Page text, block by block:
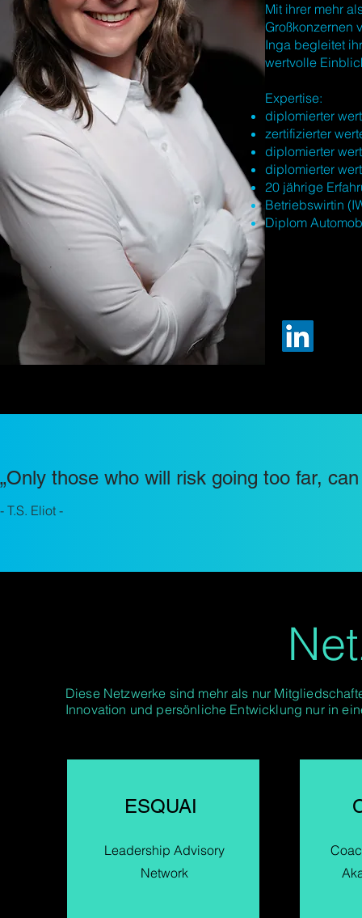
Mit ihrer mehr
Großkonzernen
Inga begleitet
wertvolle
Expertise:
diplomierter
zertifizierter
diplomierter
diplomierter
20 jährige
Betriebswirtin
Diplom
„Only those who will risk going too far,
- T.S. Eliot -
Diese Netzwerke sind mehr als nur
Innovation und persönliche Entwicklung nur in
ESQUAI
Leadership Advisory
Network